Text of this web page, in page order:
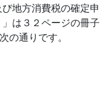
地方消費税の確定申
は３２ページの冊子
の通りです。